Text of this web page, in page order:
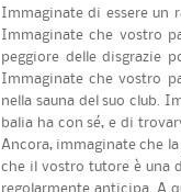
Immaginate di essere un
Immaginate che vostro
peggiore delle disgrazie
Immaginate che vostro
nella sauna del suo club.
balia ha con sé, e di
Ancora, immaginate che
che il vostro tutore è una
regolarmente anticipa. A